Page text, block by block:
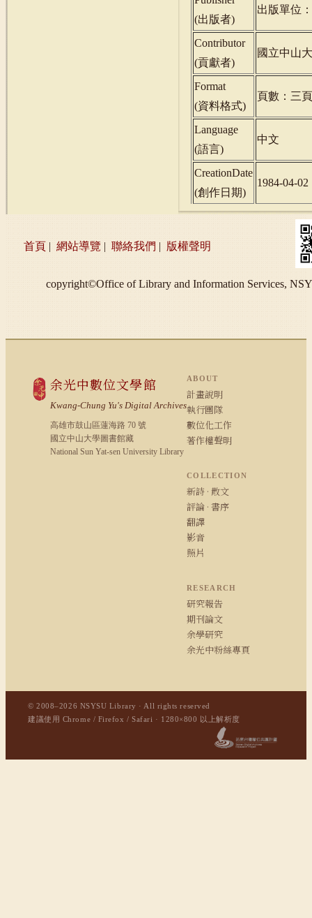
(出版者)
出版單位
Contributor
(貢獻者)
國立中山
Format
(資料格式)
頁數：三頁
Language
(語言)
中文
CreationDate
(創作日期)
1984-04-02
首頁 | 網站導覽 | 聯絡我們 | 版權聲明
copyright©Office of Library and Information Services,
余光中數位文學館
Kwang-Chung Yu's Digital Archives
高雄市鼓山區蓮海路 70 號
國立中山大學圖書館藏
National Sun Yat-sen University Library
ABOUT
計畫說明
執行團隊
數位化工作
著作權聲明
COLLECTION
新詩 · 散文
評論 · 書序
翻譯
影音
照片
RESEARCH
研究報告
期刊論文
余學研究
余光中粉絲專頁
© 2008–2026 NSYSU Library · All rights reserved
建議使用 Chrome / Firefox / Safari · 1280×800 以上解析度